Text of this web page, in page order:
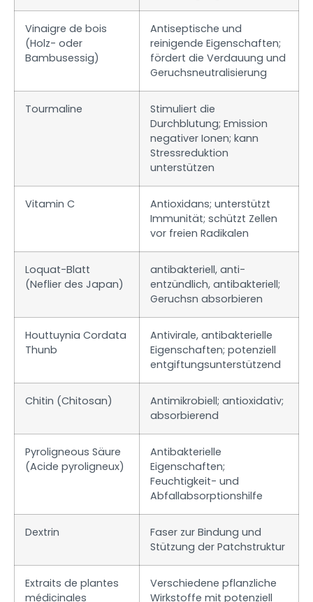
Vinaigre de bois
(Holz- oder
Bambusessig)
Antiseptische und
reinigende Eigenschaften;
fördert die Verdauung und
Geruchsneutralisierung
Tourmaline
Stimuliert die
Durchblutung; Emission
negativer Ionen; kann
Stressreduktion
unterstützen
Vitamin C
Antioxidans; unterstützt
Immunität; schützt Zellen
vor freien Radikalen
Loquat-Blatt
(Neflier des Japan)
antibakteriell, anti-
entzündlich, antibakteriell;
Geruchsn absorbieren
Houttuynia Cordata
Thunb
Antivirale, antibakterielle
Eigenschaften; potenziell
entgiftungsunterstützend
Chitin (Chitosan)
Antimikrobiell; antioxidativ;
absorbierend
Pyroligneous Säure
(Acide pyroligneux)
Antibakterielle
Eigenschaften;
Feuchtigkeit- und
Abfallabsorptionshilfe
Dextrin
Faser zur Bindung und
Stützung der Patchstruktur
Extraits de plantes
médicinales
Verschiedene pflanzliche
Wirkstoffe mit potenziell